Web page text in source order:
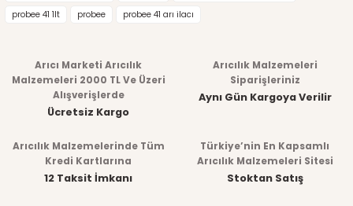
probee 41 1lt
probee probee 41 arı ilacı
Arıcı Marketi Arıcılık
Malzemeleri 2000 TL Ve Üzeri
Alışverişlerde
Ücretsiz Kargo
Arıcılık Malzemeleri
Siparişleriniz
Aynı Gün Kargoya Verilir
Arıcılık Malzemelerinde Tüm
Kredi Kartlarına
12 Taksit İmkanı
Türkiye’nin En Kapsamlı
Arıcılık Malzemeleri Sitesi
Stoktan Satış